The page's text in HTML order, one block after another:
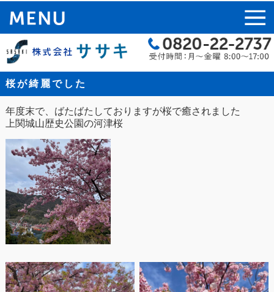
桜が綺麗でした
年度末で、ばたばたしておりますが桜で癒されました
上関城山歴史公園の河津桜